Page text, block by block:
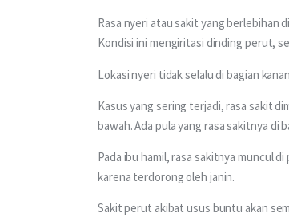
Rasa nyeri atau sakit yang berlebihan
Kondisi ini mengiritasi dinding perut,
Lokasi nyeri tidak selalu di bagian
Kasus yang sering terjadi, rasa sakit
bawah. Ada pula yang rasa sakitnya di
Pada ibu hamil, rasa sakitnya muncul
karena terdorong oleh janin.
Sakit perut akibat usus buntu akan